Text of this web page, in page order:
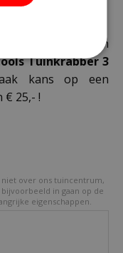
Schrijf een
Tuinkrabber 3
kans op een
25,- !
over ons tuincentrum,
in gaan op de
eigenschappen.